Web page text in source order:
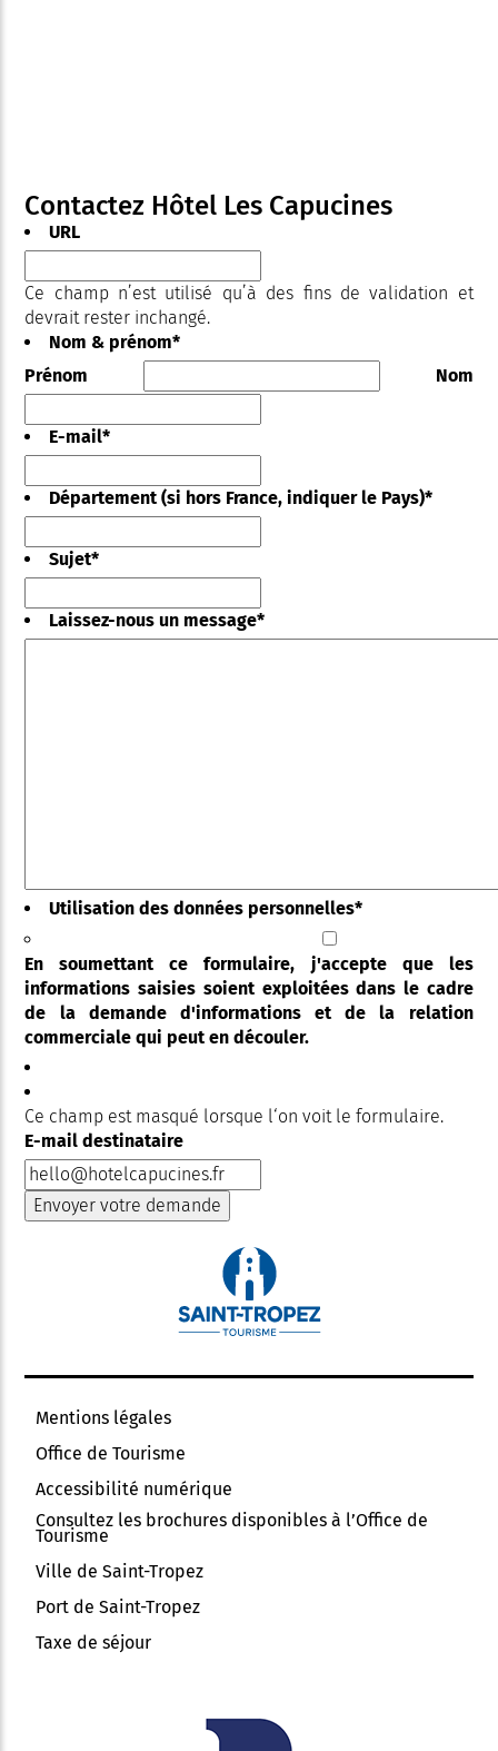
Contactez Hôtel Les Capucines
URL
Ce champ n’est utilisé qu’à des fins de validation et
devrait rester inchangé.
Nom & prénom*
Prénom
Nom
E-mail*
Département (si hors France, indiquer le Pays)*
Sujet*
Laissez-nous un message*
Utilisation des données personnelles*
En soumettant ce formulaire, j'accepte que les
informations saisies soient exploitées dans le cadre
de la demande d'informations et de la relation
commerciale qui peut en découler.
Ce champ est masqué lorsque l‘on voit le formulaire.
E-mail destinataire
Mentions légales
Office de Tourisme
Accessibilité numérique
Consultez les brochures disponibles à l’Office de
Tourisme
Ville de Saint-Tropez
Port de Saint-Tropez
Taxe de séjour